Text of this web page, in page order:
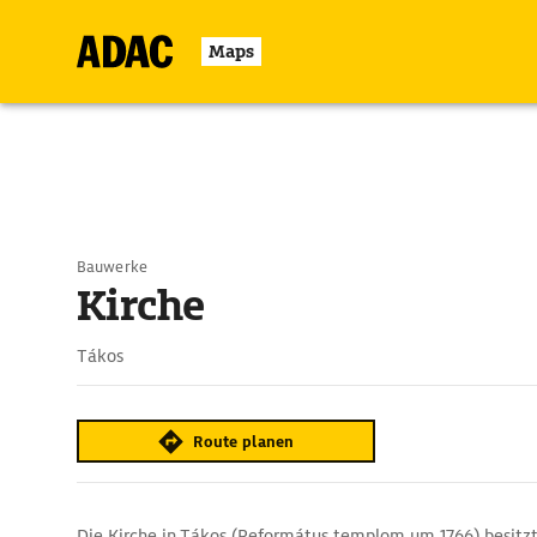
Maps
Bauwerke
Kirche
Tákos
Route planen